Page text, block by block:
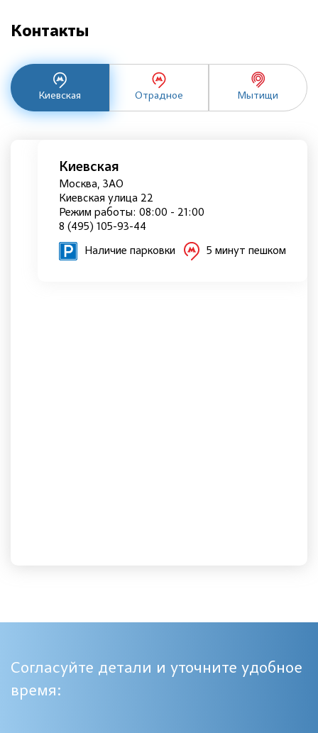
Контакты
Киевская Отрадное Мытищи
Киевская
Москва, ЗАО
Киевская улица 22
Режим работы: 08:00 - 21:00
8 (495) 105-93-44
Наличие парковки 5 минут пешком
Согласуйте детали и уточните удобное
время: